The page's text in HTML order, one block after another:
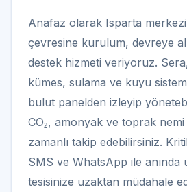
Anafaz olarak Isparta
çevresine kurulum, devreye
destek hizmeti veriyoruz.
kümes, sulama ve kuyu
bulut panelden izleyip
CO₂, amonyak ve toprak
zamanlı takip edebilirsiniz.
SMS ve WhatsApp ile anında
tesisinize uzaktan müdahale